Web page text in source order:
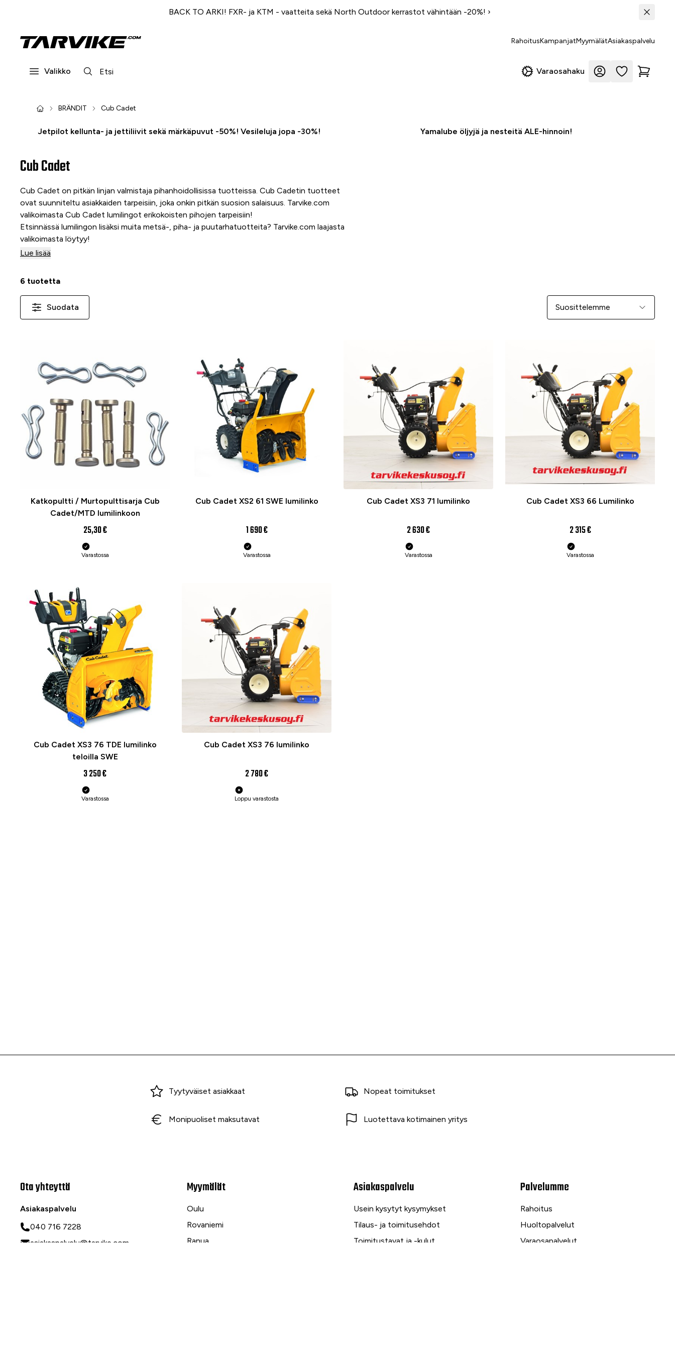
BACK TO ARKI! FXR- ja KTM - vaatteita sekä North Outdoor kerrastot vähintään -20%! ›
RahoitusKampanjatMyymälätAsiakaspalvelu
Valikko Varaosahaku
BRÄNDIT Cub Cadet
Jetpilot kellunta- ja jettiliivit sekä märkäpuvut -50%! Vesileluja jopa -30%! Yamalube öljyjä ja nesteitä ALE-hinnoin!
Cub Cadet
Cub Cadet on pitkän linjan valmistaja pihanhoidollisissa tuotteissa. Cub Cadetin tuotteet
ovat suunniteltu asiakkaiden tarpeisiin, joka onkin pitkän suosion salaisuus. Tarvike.com
valikoimasta Cub Cadet lumilingot erikokoisten pihojen tarpeisiin!
Etsinnässä lumilingon lisäksi muita metsä-, piha- ja puutarhatuotteita? Tarvike.com laajasta
valikoimasta löytyy!
Lue lisää
6 tuotetta
Suodata Järjestä
Katkopultti / Murtopulttisarja Cub
Cadet/MTD lumilinkoon
25,30 €
Varastossa
Cub Cadet XS2 61 SWE lumilinko
1 690 €
Varastossa
Cub Cadet XS3 71 lumilinko
2 630 €
Varastossa
Cub Cadet XS3 66 Lumilinko
2 315 €
Varastossa
Cub Cadet XS3 76 TDE lumilinko
teloilla SWE
3 250 €
Varastossa
Cub Cadet XS3 76 lumilinko
2 780 €
Loppu varastosta
Tyytyväiset asiakkaat Nopeat toimitukset
Monipuoliset maksutavat Luotettava kotimainen yritys
Ota yhteyttä
Asiakaspalvelu
040 716 7228
asiakaspalvelu@tarvike.com
Myymälät
Oulu
Rovaniemi
Ranua
Asiakaspalvelu
Usein kysytyt kysymykset
Tilaus- ja toimitusehdot
Toimitustavat ja -kulut
Palvelumme
Rahoitus
Huoltopalvelut
Varaosapalvelut